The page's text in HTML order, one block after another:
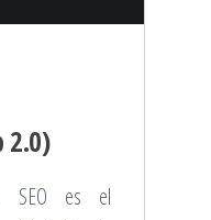
2.0)
SEO es el